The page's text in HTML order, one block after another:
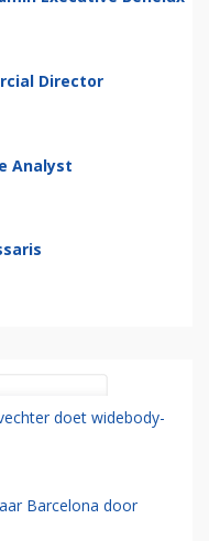
Director
Analyst
doet widebody-
Barcelona door